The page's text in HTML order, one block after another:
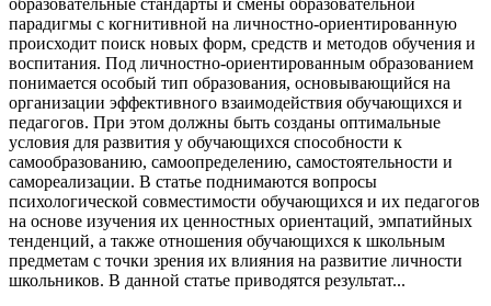
образовательные стандарты и смены образовательной
парадигмы с когнитивной на личностно-ориентированную
происходит поиск новых форм, средств и методов обучения и
воспитания. Под личностно-ориентированным образованием
понимается особый тип образования, основывающийся на
организации эффективного взаимодействия обучающихся и
педагогов. При этом должны быть созданы оптимальные
условия для развития у обучающихся способности к
самообразованию, самоопределению, самостоятельности и
самореализации. В статье поднимаются вопросы
психологической совместимости обучающихся и их педагогов
на основе изучения их ценностных ориентаций, эмпатийных
тенденций, а также отношения обучающихся к школьным
предметам с точки зрения их влияния на развитие личности
школьников. В данной статье приводятся результат...